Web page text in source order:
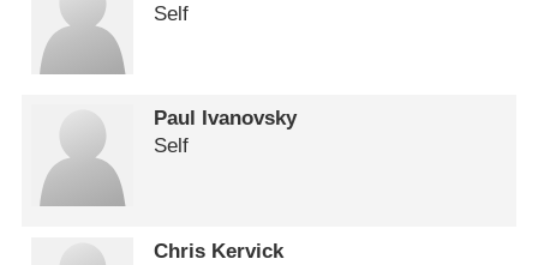
Self
Paul Ivanovsky
Self
Chris Kervick